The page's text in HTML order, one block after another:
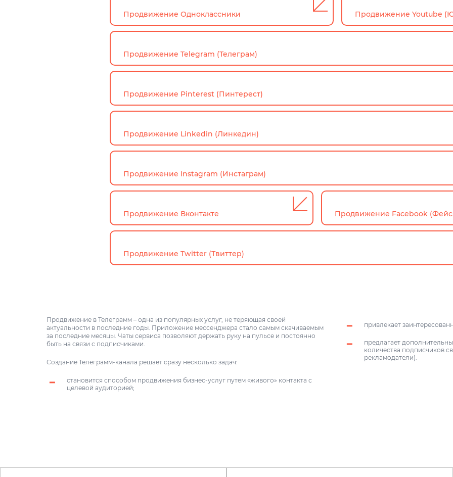
Продвижение Одноклассники Продвижение Youtube
Продвижение Telegram (Телеграм)
Продвижение Pinterest (Пинтерест)
Продвижение Linkedin (Линкедин)
Продвижение Instagram (Инстаграм)
Продвижение Вконтакте Продвижение Facebook
Продвижение Twitter (Твиттер)
Продвижение в Телеграмм – одна из популярных услуг, не теряющая своей
актуальности в последние годы. Приложение мессенджера стало самым скачиваемым
за последние месяцы. Чаты сервиса позволяют держать руку на пульсе и постоянно
быть на связи с подписчиками.
Создание Телеграмм-канала решает сразу несколько задач:
становится способом продвижения бизнес-услуг путем «живого» контакта с
целевой аудиторией;
привлекает
предлагает
количества подписчиков
рекламодатели).